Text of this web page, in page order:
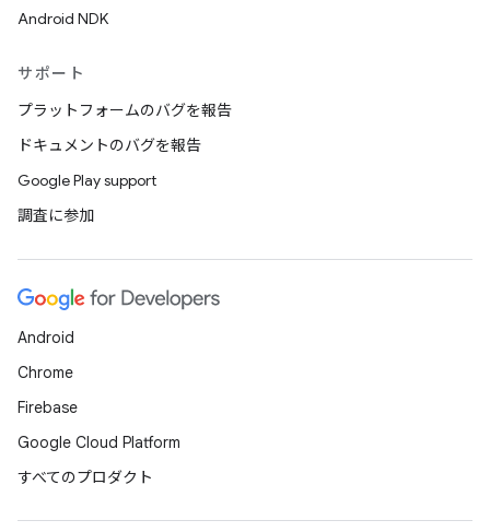
Android NDK
サポート
プラットフォームのバグを報告
ドキュメントのバグを報告
Google Play support
調査に参加
Android
Chrome
Firebase
Google Cloud Platform
すべてのプロダクト